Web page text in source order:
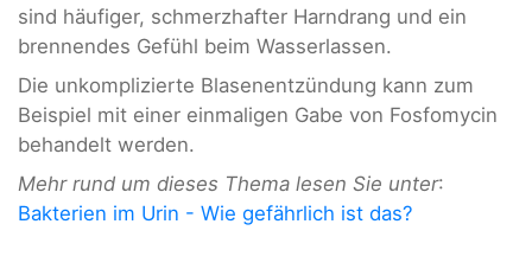
sind häufiger, schmerzhafter Harndrang und ein
brennendes Gefühl beim Wasserlassen.
Die unkomplizierte Blasenentzündung kann zum
Beispiel mit einer einmaligen Gabe von Fosfomycin
behandelt werden.
Mehr rund um dieses Thema lesen Sie unter:
Bakterien im Urin - Wie gefährlich ist das?